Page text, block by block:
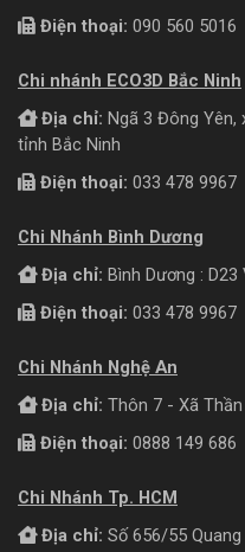
Điện thoại: 090 560 5016
Chi nhánh ECO3D Bắc Ninh
Địa chỉ: Ngã 3 Đông Yên,
tỉnh Bắc Ninh
Điện thoại: 033 478 9967
Chi Nhánh Bình Dương
Địa chỉ: Bình Dương : D23
Điện thoại: 033 478 9967
Chi Nhánh Nghệ An
Địa chỉ: Thôn 7 - Xã
Điện thoại: 0888 149 686
Chi Nhánh Tp. HCM
Địa chỉ: Số 656/55